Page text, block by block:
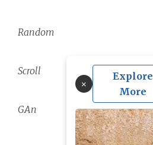
Random
×
Explore
More
Scroll
GAn